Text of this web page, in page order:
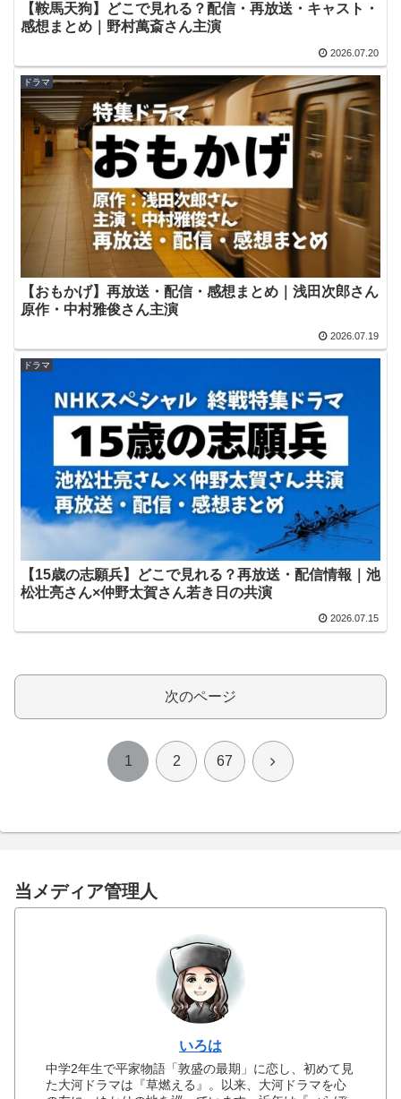
【鞍馬天狗】どこで見れる？配信・再放送・キャスト・
感想まとめ｜野村萬斎さん主演
2026.07.20
ドラマ
【おもかげ】再放送・配信・感想まとめ｜浅田次郎さん
原作・中村雅俊さん主演
2026.07.19
ドラマ
【15歳の志願兵】どこで見れる？再放送・配信情報｜池
松壮亮さん×仲野太賀さん若き日の共演
2026.07.15
次のページ
1 2 67 次
当メディア管理人
いろは
中学2年生で平家物語「敦盛の最期」に恋し、初めて見
た大河ドラマは『草燃える』。以来、大河ドラマを心